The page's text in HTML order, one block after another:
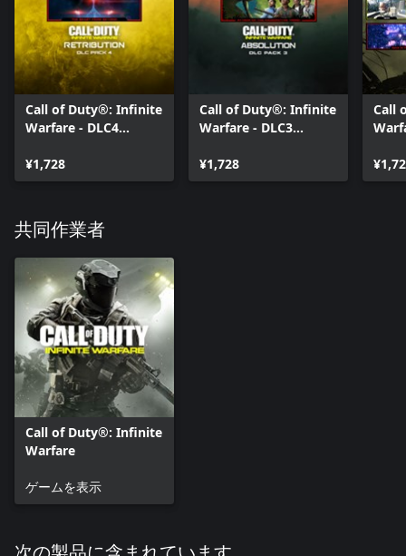
Call of Duty®: Infinite
Warfare - DLC4
¥1,728
Call of Duty®: Infinite
Warfare - DLC3
¥1,728
Call
共同作業者
Call of Duty®: Infinite
Warfare
ゲームを表示